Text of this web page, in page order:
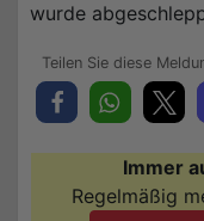
wurde
Immer
Regelmäßig